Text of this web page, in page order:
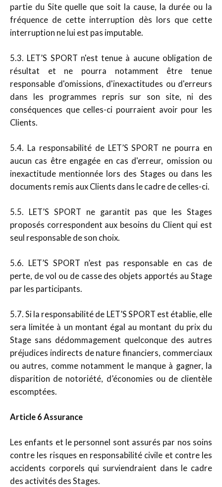
partie du Site quelle que soit la cause, la durée ou la
fréquence de cette interruption dès lors que cette
interruption ne lui est pas imputable.
5.3. LET’S SPORT n'est tenue à aucune obligation de
résultat et ne pourra notamment être tenue
responsable d'omissions, d'inexactitudes ou d'erreurs
dans les programmes repris sur son site, ni des
conséquences que celles-ci pourraient avoir pour les
Clients.
5.4. La responsabilité de LET’S SPORT ne pourra en
aucun cas être engagée en cas d'erreur, omission ou
inexactitude mentionnée lors des Stages ou dans les
documents remis aux Clients dans le cadre de celles-ci.
5.5. LET’S SPORT ne garantit pas que les Stages
proposés correspondent aux besoins du Client qui est
seul responsable de son choix.
5.6. LET’S SPORT n’est pas responsable en cas de
perte, de vol ou de casse des objets apportés au Stage
par les participants.
5.7. Si la responsabilité de LET’S SPORT est établie, elle
sera limitée à un montant égal au montant du prix du
Stage sans dédommagement quelconque des autres
préjudices indirects de nature financiers, commerciaux
ou autres, comme notamment le manque à gagner, la
disparition de notoriété, d’économies ou de clientèle
escomptées.
Article 6 Assurance
Les enfants et le personnel sont assurés par nos soins
contre les risques en responsabilité civile et contre les
accidents corporels qui surviendraient dans le cadre
des activités des Stages.